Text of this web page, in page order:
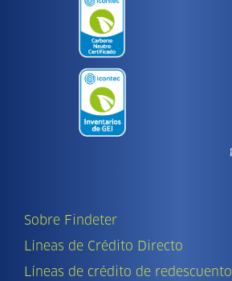
Sobre Findeter
Líneas de Crédito Directo
Líneas de crédito de redescuento